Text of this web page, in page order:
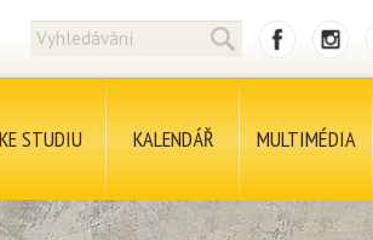
KE STUDIU KALENDÁŘ MULTIMÉDIA